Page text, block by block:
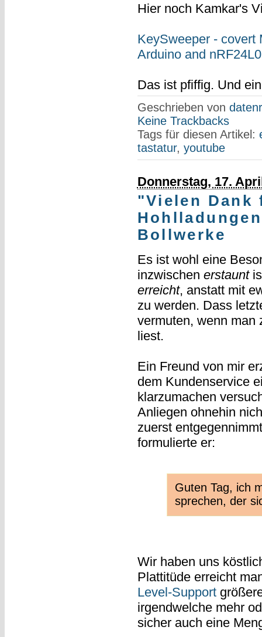
Hier noch Kamkar's
KeySweeper - covert
Arduino and
Das ist pfiffig. Und
Geschrieben von
Keine Trackbacks
Tags für diesen Artikel:
tastatur, youtube
Donnerstag, 17.
"Vielen Dank
Bollwerke
Es ist wohl eine
inzwischen erstaunt
erreicht, anstatt mit
zu werden. Dass
vermuten, wenn
liest.
Ein Freund von mir
dem Kundenservice
klarzumachen
Anliegen ohnehin
zuerst
formulierte er:
Guten Tag, ich
sprechen, der
Wir haben uns
Plattitüde erreicht
Level-Support
irgendwelche mehr
sicher auch eine